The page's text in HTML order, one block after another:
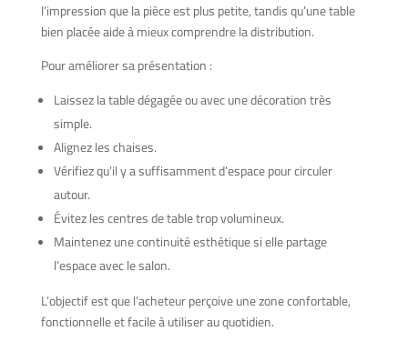
l’impression que la pièce est plus petite, tandis qu’une table
bien placée aide à mieux comprendre la distribution.
Pour améliorer sa présentation :
Laissez la table dégagée ou avec une décoration très
simple.
Alignez les chaises.
Vérifiez qu’il y a suffisamment d’espace pour circuler
autour.
Évitez les centres de table trop volumineux.
Maintenez une continuité esthétique si elle partage
l’espace avec le salon.
L’objectif est que l’acheteur perçoive une zone confortable,
fonctionnelle et facile à utiliser au quotidien.